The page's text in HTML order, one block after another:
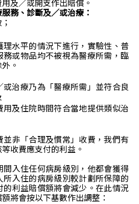
及／或開支作出賠償。
務、診斷及／或治療：
理水平的情況下進行，實驗性、普
務或物品均不被視為醫療所需，臨
。
或治療乃為「醫療所需」並符合良
用及住院時間符合當地提供類似治
並非「合理及慣常」收費，我們有
收費應支付的利益。
間入住任何病房級別，他都會獲得
所入住的病房級別較計劃所保障的
的利益賠償額將會減少。在此情況
將會按以下基數作出調整：